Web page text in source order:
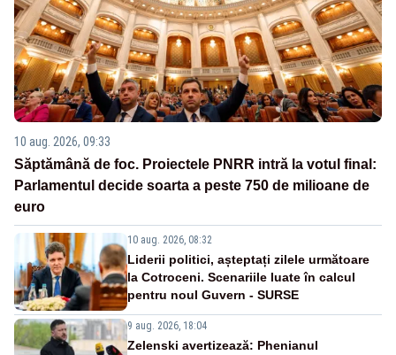
10 aug. 2026, 09:33
Săptămână de foc. Proiectele PNRR intră la votul final:
Parlamentul decide soarta a peste 750 de milioane de
euro
10 aug. 2026, 08:32
Liderii politici, așteptați zilele următoare
la Cotroceni. Scenariile luate în calcul
pentru noul Guvern - SURSE
9 aug. 2026, 18:04
Zelenski avertizează: Phenianul